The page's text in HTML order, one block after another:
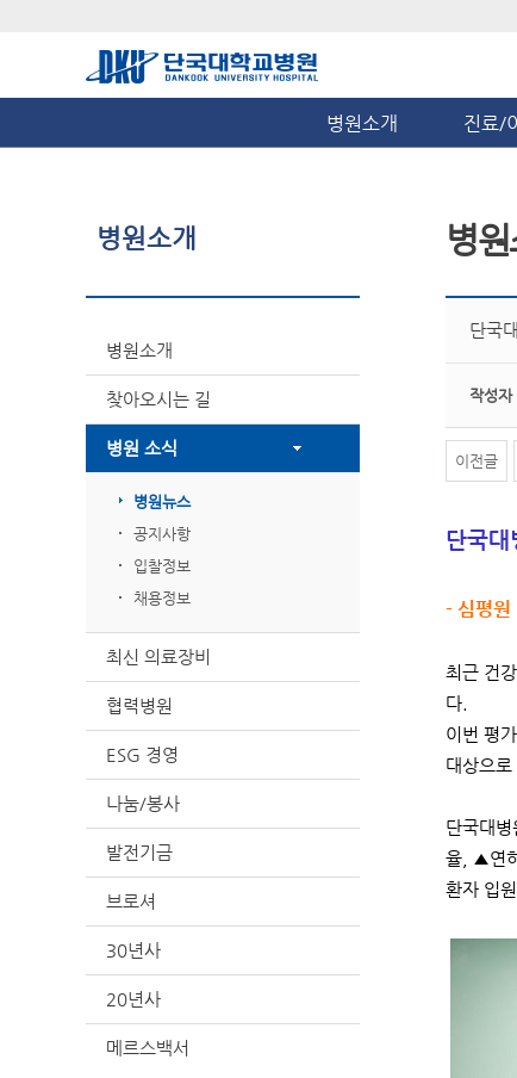
병원소개 진료/
병원소개
병원소개
찾아오시는 길
병원 소식
병원뉴스
공지사항
입찰정보
채용정보
최신 의료장비
협력병원
ESG 경영
나눔/봉사
발전기금
브로셔
30년사
20년사
메르스백서
병
단국
작성자 |
이전글
단국대
- 심평원
최근 건
다.
이번 평
대상으
단국대
율, ▲연
환자 입